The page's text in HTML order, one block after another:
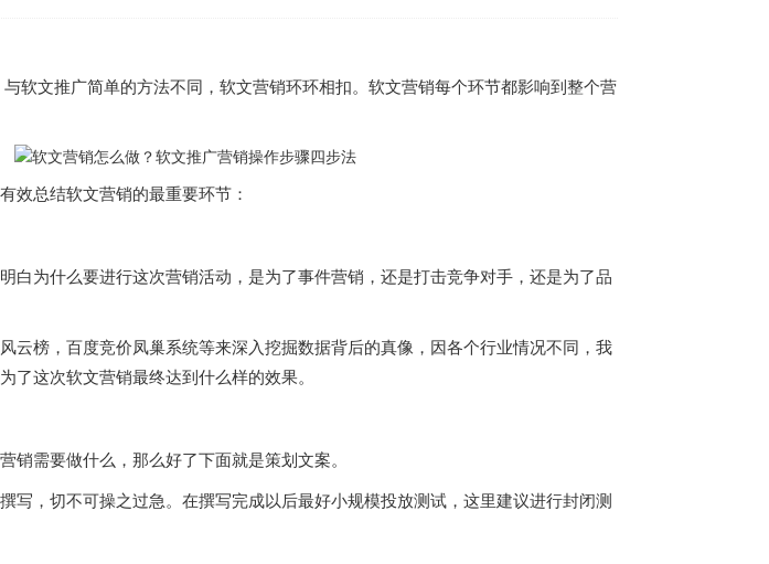
软文推广简单的方法不同，软文营销环环相扣。软文营销每个环节都影响到整个营
效总结软文营销的最重要环节：
白为什么要进行这次营销活动，是为了事件营销，还是打击竞争对手，还是为了品
云榜，百度竞价凤巢系统等来深入挖掘数据背后的真像，因各个行业情况不同，我
了这次软文营销最终达到什么样的效果。
销需要做什么，那么好了下面就是策划文案。
写，切不可操之过急。在撰写完成以后最好小规模投放测试，这里建议进行封闭测